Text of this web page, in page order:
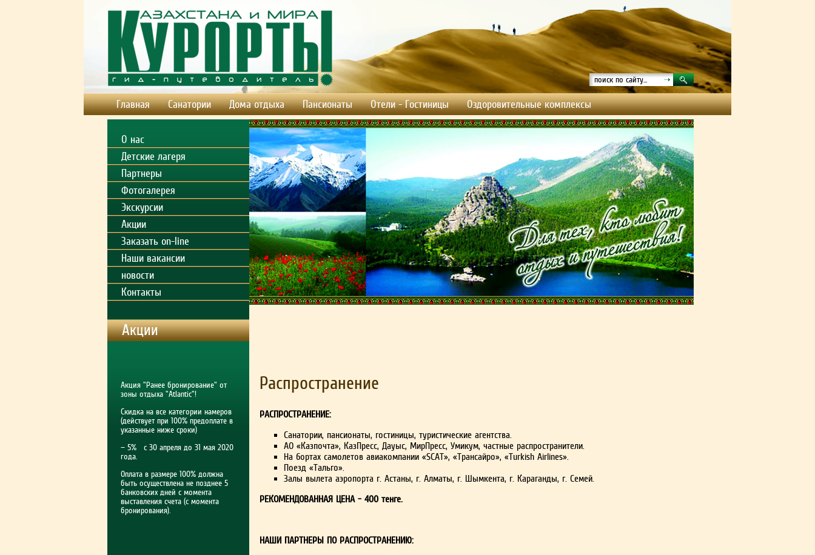
Главная Санатории Дома отдыха Пансионаты Отели - Гостиницы Оздоровительные комплексы
О нас
Детские лагеря
Партнеры
Фотогалерея
Экскурсии
Акции
Заказать on-line
Наши вакансии
новости
Контакты
Акции
Акция "Ранее бронирование" от
зоны отдыха "Atlantic"!
Скидка на все категории намеров
(действует при 100% предоплате в
указанные ниже сроки)
— 5% с 30 апреля до 31 мая 2020
года.
Оплата в размере 100% должна
быть осуществлена не позднее 5
банковских дней с момента
выставления счета (с момента
бронирования).
Распространение
РАСПРОСТРАНЕНИЕ:
Санатории, пансионаты, гостиницы, туристические агентства.
АО «Казпочта», КазПресс, Дауыс, МирПресс, Умикум, частные распространители.
На бортах самолетов авиакомпании «SCAT», «Трансайро», «Turkish Airlines».
Поезд «Тальго».
Залы вылета аэропорта г. Астаны, г. Алматы, г. Шымкента, г. Караганды, г. Семей.
РЕКОМЕНДОВАННАЯ ЦЕНА - 400 тенге.
НАШИ ПАРТНЕРЫ ПО РАСПРОСТРАНЕНИЮ: